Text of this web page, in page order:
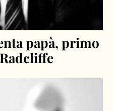
papà, primo